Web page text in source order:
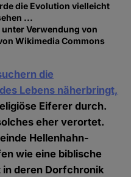
die Evolution vielleicht
...
Verwendung von
Wikimedia Commons
die
Lebens näherbringt,
Eiferer durch.
eher verortet.
Hellenhahn-
wie eine biblische
in deren Dorfchronik